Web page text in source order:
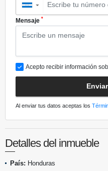
▼
Mensaje *
Acepto recibir información
Al enviar tus datos aceptas los
Detalles del inmueble
País: Honduras